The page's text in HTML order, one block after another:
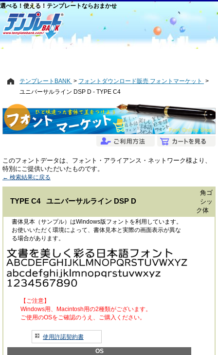
選べる！使える！テンプレートならおまかせ
テンプレートBANK
フォントダウンロード販売 フォントマーケット
ユニバーサルライン DSP D - TYPE C4
このフォントデータは、フォント・アライアンス・ネットワーク様より、
特別にご提供いただいたものです。
← 検索結果に戻る
TYPE C4 ユニバーサルライン DSP D
角ゴ
シッ
ク体
書体見本（サンプル）はWindows版フォントを利用しています。
お使いいただく環境によって、書体見本と実際の画面表示が異な
る場合があります。
【ご注意】
Windows用、Macintosh用の2種類がございます。
ご使用のOSをご確認のうえ、ご購入ください。
使用許諾契約書
OS